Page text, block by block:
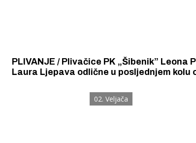
PLIVANJE / Plivačice PK „Šibenik” Leona Pešić i
Laura Ljepava odlične u posljednjem kolu
nastupio na službenom natjecanju.
02. Veljača